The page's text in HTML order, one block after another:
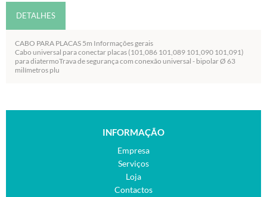
DETALHES
CABO PARA PLACAS 5m Informações gerais
Cabo universal para conectar placas (101,086 101,089 101,090 101,091)
para diatermoTrava de segurança com conexão universal - bipolar Ø 63
milímetros plu
INFORMAÇÃO
Empresa
Serviços
Loja
Contactos